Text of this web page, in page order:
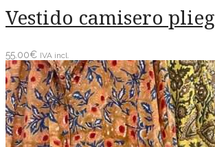
Vestido camisero
55.00€ IVA incl.